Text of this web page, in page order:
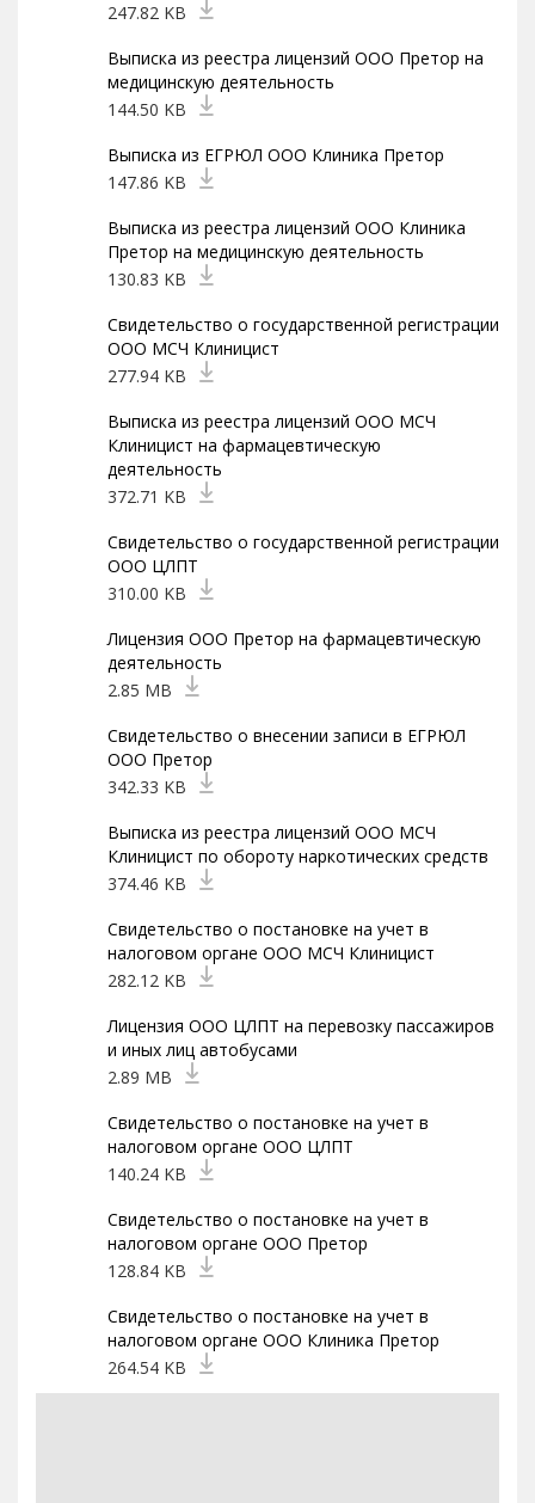
247.82 KB
Выписка из реестра лицензий ООО Претор на
медицинскую деятельность
144.50 KB
Выписка из ЕГРЮЛ ООО Клиника Претор
147.86 KB
Выписка из реестра лицензий ООО Клиника
Претор на медицинскую деятельность
130.83 KB
Свидетельство о государственной регистрации
ООО МСЧ Клиницист
277.94 KB
Выписка из реестра лицензий ООО МСЧ
Клиницист на фармацевтическую
деятельность
372.71 KB
Свидетельство о государственной регистрации
ООО ЦЛПТ
310.00 KB
Лицензия ООО Претор на фармацевтическую
деятельность
2.85 MB
Свидетельство о внесении записи в ЕГРЮЛ
ООО Претор
342.33 KB
Выписка из реестра лицензий ООО МСЧ
Клиницист по обороту наркотических средств
374.46 KB
Свидетельство о постановке на учет в
налоговом органе ООО МСЧ Клиницист
282.12 KB
Лицензия ООО ЦЛПТ на перевозку пассажиров
и иных лиц автобусами
2.89 MB
Свидетельство о постановке на учет в
налоговом органе ООО ЦЛПТ
140.24 KB
Свидетельство о постановке на учет в
налоговом органе ООО Претор
128.84 KB
Свидетельство о постановке на учет в
налоговом органе ООО Клиника Претор
264.54 KB